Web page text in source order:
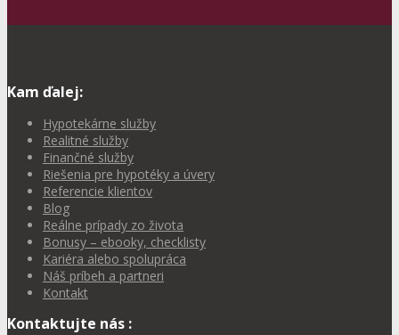
Kam ďalej:
Hypotekárne služby
Realitné služby
Finančné služby
Riešenia pre hypotéky a úvery
Referencie klientov
Blog
Reálne prípady zo života
Bonusy – ebooky, checklisty
Kariéra alebo spolupráca
Náš príbeh a partneri
Kontakt
Kontaktujte nás :